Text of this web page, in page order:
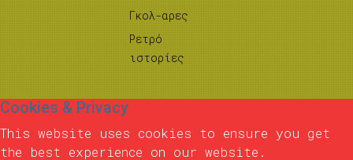
Γκολ-αρες
Ρετρό
ιστορίες
Cookies & Privacy
This website uses cookies to ensure you get
the best experience on our website.